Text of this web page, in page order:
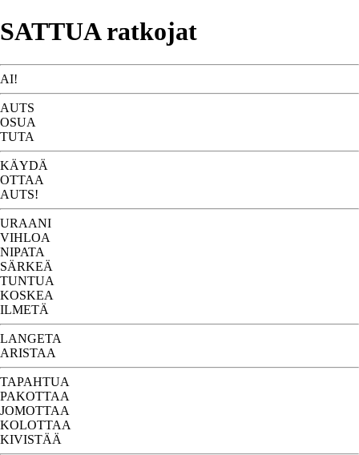
SATTUA ratkojat
AI!
AUTS
OSUA
TUTA
KÄYDÄ
OTTAA
AUTS!
URAANI
VIHLOA
NIPATA
SÄRKEÄ
TUNTUA
KOSKEA
ILMETÄ
LANGETA
ARISTAA
TAPAHTUA
PAKOTTAA
JOMOTTAA
KOLOTTAA
KIVISTÄÄ